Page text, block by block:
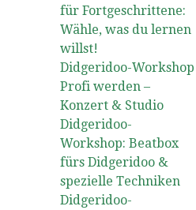
für Fortgeschrittene:
Wähle, was du lernen
willst!
Didgeridoo-Workshop
Profi werden –
Konzert & Studio
Didgeridoo-
Workshop: Beatbox
fürs Didgeridoo &
spezielle Techniken
Didgeridoo-